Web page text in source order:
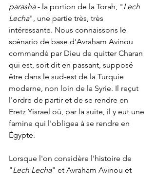
parasha - la portion de la Torah, " Lech
Lecha", une partie très, très
intéressante. Nous connaissons le
scénario de base d'Avraham Avinou
commandé par Dieu de quitter Charan
qui est, soit dit en passant, supposé
être dans le sud-est de la Turquie
moderne, non loin de la Syrie. Il reçut
l'ordre de partir et de se rendre en
Eretz Yisrael où, par la suite, il y eut une
famine qui l'obligea à se rendre en
Égypte.
Lorsque l'on considère l'histoire de
" Lech Lecha" et Avraham Avinou et